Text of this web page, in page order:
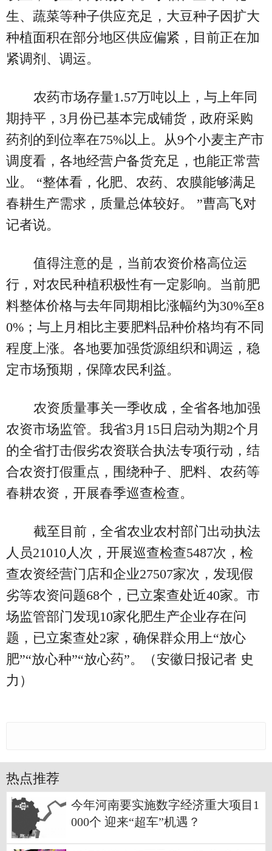
生、蔬菜等种子供应充足，大豆种子因扩大
种植面积在部分地区供应偏紧，目前正在加
紧调剂、调运。
农药市场存量1.57万吨以上，与上年同
期持平，3月份已基本完成铺货，政府采购
药剂的到位率在75%以上。从9个小麦主产市
调度看，各地经营户备货充足，也能正常营
业。 “整体看，化肥、农药、农膜能够满足
春耕生产需求，质量总体较好。 ”曹高飞对
记者说。
值得注意的是，当前农资价格高位运
行，对农民种植积极性有一定影响。当前肥
料整体价格与去年同期相比涨幅约为30%至8
0%；与上月相比主要肥料品种价格均有不同
程度上涨。各地要加强货源组织和调运，稳
定市场预期，保障农民利益。
农资质量事关一季收成，全省各地加强
农资市场监管。我省3月15日启动为期2个月
的全省打击假劣农资联合执法专项行动，结
合农资打假重点，围绕种子、肥料、农药等
春耕农资，开展春季巡查检查。
截至目前，全省农业农村部门出动执法
人员21010人次，开展巡查检查5487次，检
查农资经营门店和企业27507家次，发现假
劣等农资问题68个，已立案查处近40家。市
场监管部门发现10家化肥生产企业存在问
题，已立案查处2家，确保群众用上“放心
肥”“放心种”“放心药”。（安徽日报记者 史
力）
热点推荐
今年河南要实施数字经济重大项目1
000个 迎来“超车”机遇？